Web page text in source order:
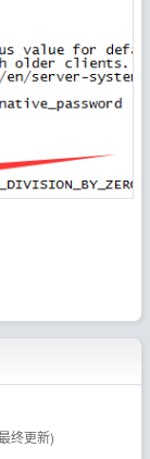
终更新)